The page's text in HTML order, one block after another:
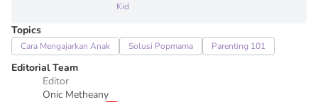
Kid
Topics
Cara Mengajarkan Anak Solusi Popmama Parenting 101
Editorial Team
Editor
Onic Metheany